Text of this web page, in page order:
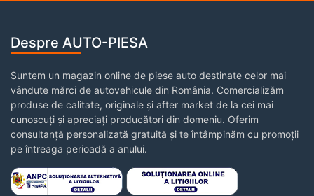
Despre AUTO-PIESA
Suntem un magazin online de piese auto destinate celor mai
vândute mărci de autovehicule din România. Comercializăm
produse de calitate, originale și after market de la cei mai
cunoscuți și apreciați producători din domeniu. Oferim
consultanță personalizată gratuită și te întâmpinăm cu promoții
pe întreaga perioadă a anului.